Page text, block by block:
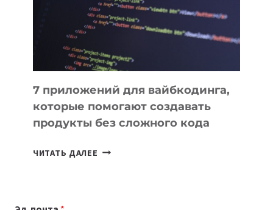
РАБОТЫ
7 приложений для вайбкодинга,
которые помогают создавать
продукты без сложного кода
ЧИТАТЬ ДАЛЕЕ 7